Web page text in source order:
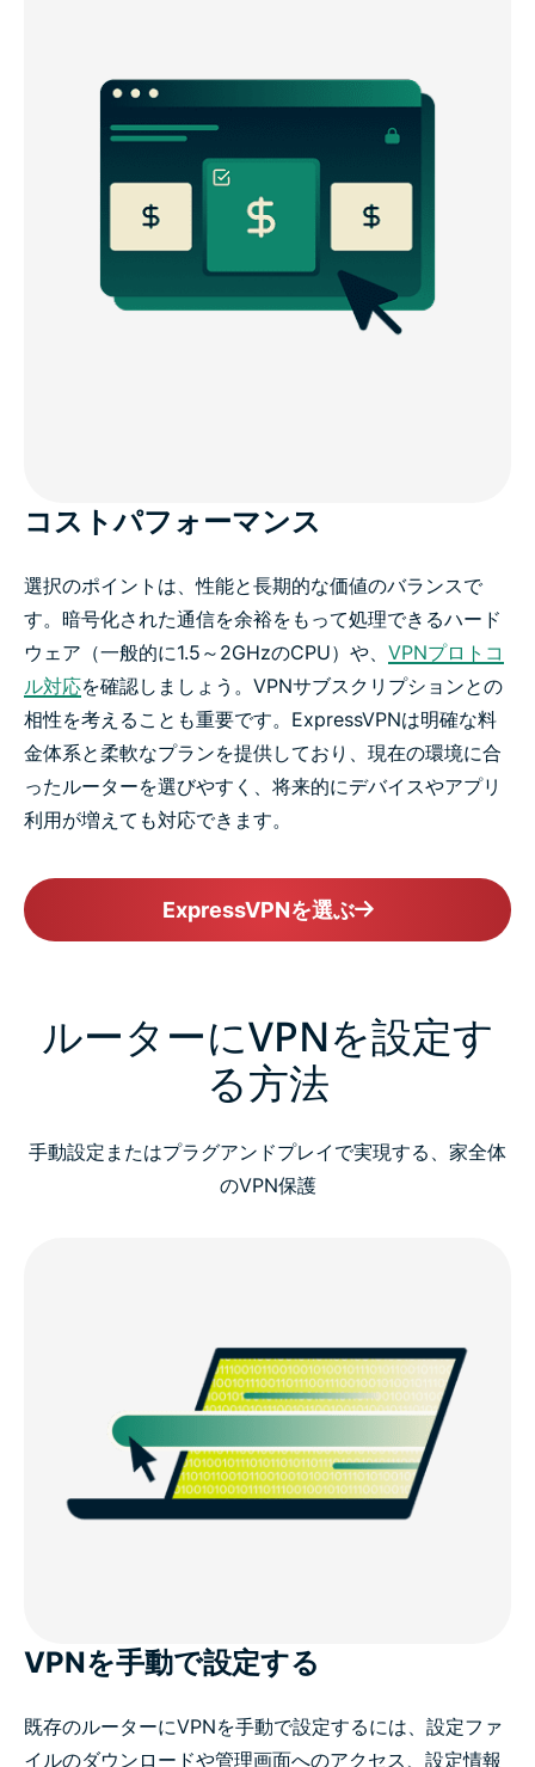
コストパフォーマンス
選択のポイントは、性能と長期的な価値のバランスで
す。暗号化された通信を余裕をもって処理できるハード
ウェア（一般的に1.5～2GHzのCPU）や、 VPNプロトコ
ル対応を確認しましょう。VPNサブスクリプションとの
相性を考えることも重要です。ExpressVPNは明確な料
金体系と柔軟なプランを提供しており、現在の環境に合
ったルーターを選びやすく、将来的にデバイスやアプリ
利用が増えても対応できます。
ExpressVPNを選ぶ
ルーターにVPNを設定す
る方法
手動設定またはプラグアンドプレイで実現する、家全体
のVPN保護
VPNを手動で設定する
既存のルーターにVPNを手動で設定するには、設定ファ
イルのダウンロードや管理画面へのアクセス、設定情報